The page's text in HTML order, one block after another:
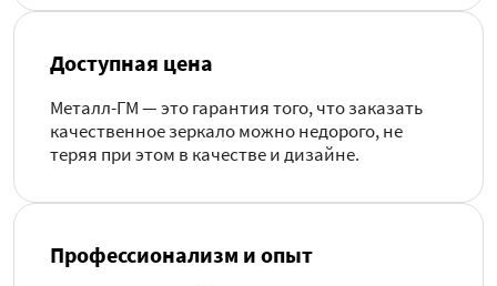
Доступная цена
Металл-ГМ — это гарантия того, что заказать
качественное зеркало можно недорого, не
теряя при этом в качестве и дизайне.
Профессионализм и опыт